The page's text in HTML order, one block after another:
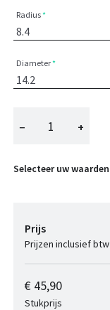
Radius
Diameter
− +
Selecteer uw waarden
Prijs
Prijzen inclusief btw
€ 45,90
Stukprijs